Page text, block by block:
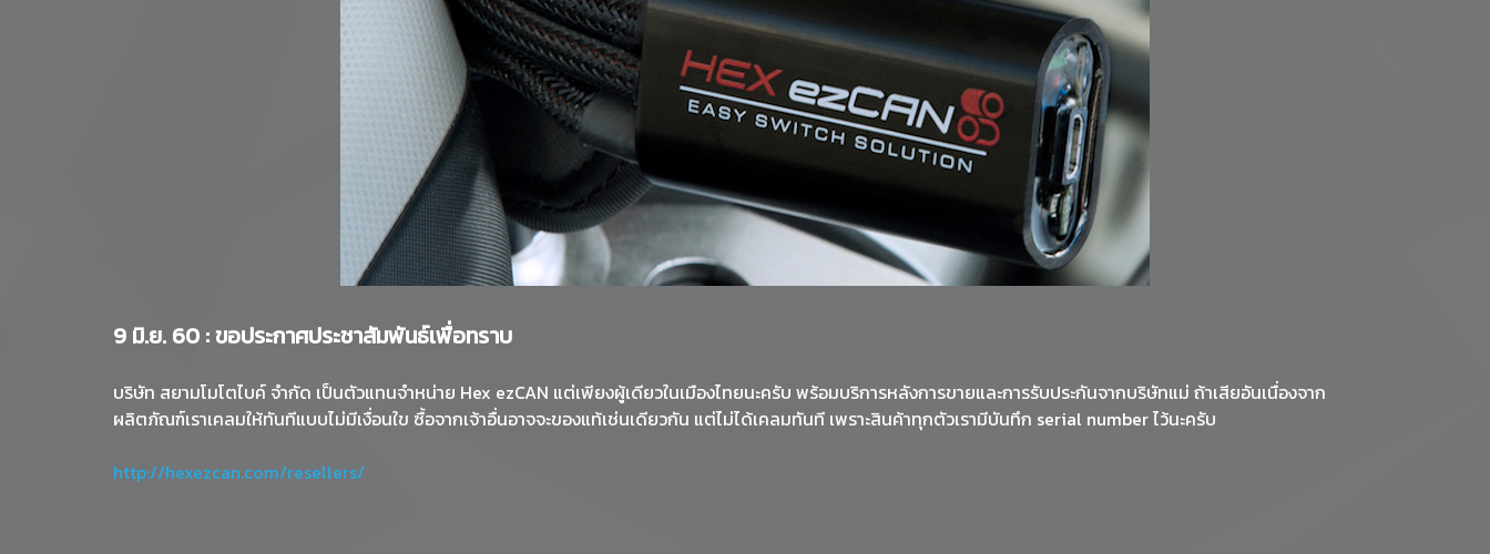
9 มิ.ย. 60 : ขอประกาศประชาสัมพันธ์เพื่อทราบ
บริษัท สยามโมโตไบค์ จำกัด เป็นตัวแทนจำหน่าย Hex ezCAN แต่เพียงผู้เดียวในเมืองไทยนะครับ พร้อมบริการหลังการขายและการรับประกันจากบริษัทแม่ ถ้าเสียอันเนื่องจาก
ผลิตภัณฑ์เราเคลมให้ทันทีแบบไม่มีเงื่อนใข ซื้อจากเจ้าอื่นอาจจะของแท้เช่นเดียวกัน แต่ไม่ได้เคลมทันที เพราะสินค้าทุกตัวเรามีบันทึก serial number ไว้นะครับ
http://hexezcan.com/resellers/